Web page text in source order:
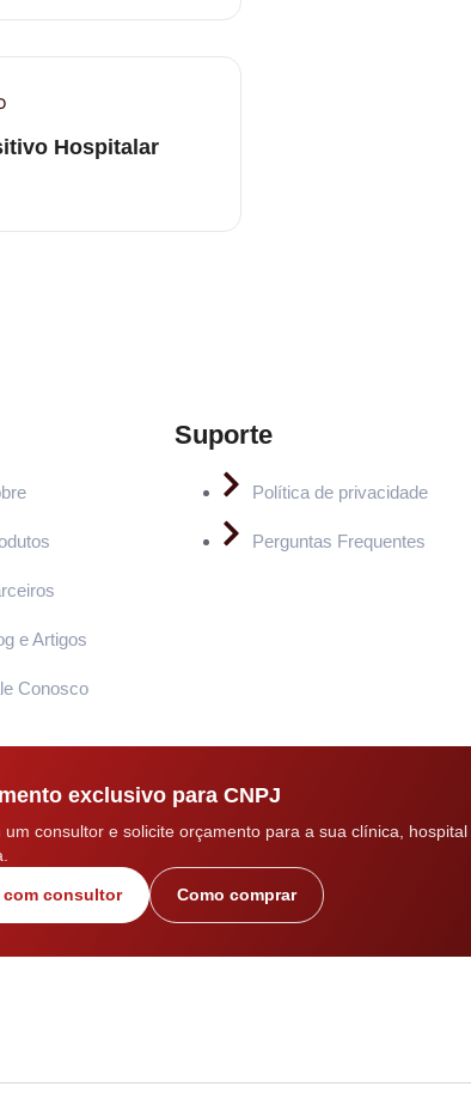
Hospitalar
e Artigos
Conosco
Suporte
Política de privacidade
Perguntas Frequentes
exclusivo para CNPJ
um consultor e solicite orçamento para a sua clínica, hospital
com consultor Como comprar